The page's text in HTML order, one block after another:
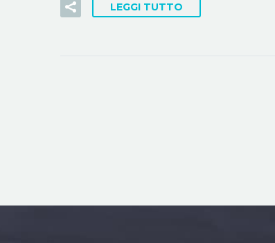
LEGGI TUTTO